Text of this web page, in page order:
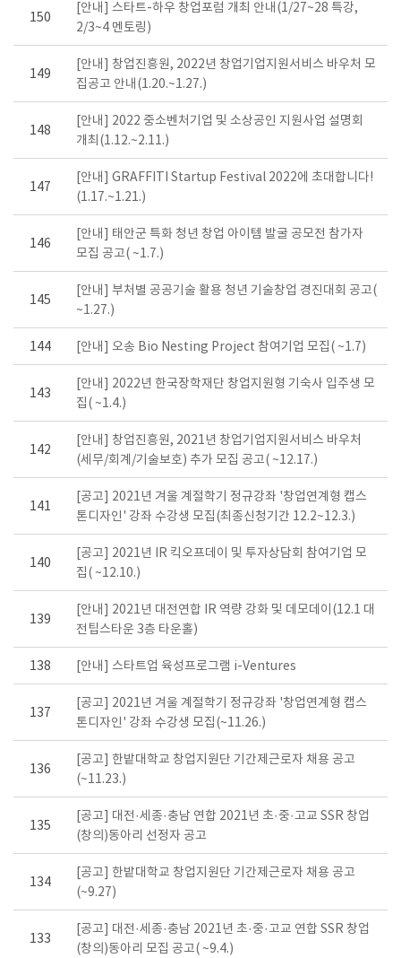
150
[안내] 스타트-하우 창업포럼 개최 안내(1/27~28 특강,
2/3~4 멘토링)
149
[안내] 창업진흥원, 2022년 창업기업지원서비스 바우처 모
집공고 안내(1.20.~1.27.)
148
[안내] 2022 중소벤처기업 및 소상공인 지원사업 설명회
개최(1.12.~2.11.)
147
[안내] GRAFFITI Startup Festival 2022에 초대합니다!
(1.17.~1.21.)
146
[안내] 태안군 특화 청년 창업 아이템 발굴 공모전 참가자
모집 공고( ~1.7.)
145
[안내] 부처별 공공기술 활용 청년 기술창업 경진대회 공고(
~1.27.)
144 [안내] 오송 Bio Nesting Project 참여기업 모집( ~1.7)
143
[안내] 2022년 한국장학재단 창업지원형 기숙사 입주생 모
집( ~1.4.)
142
[안내] 창업진흥원, 2021년 창업기업지원서비스 바우처
(세무/회계/기술보호) 추가 모집 공고( ~12.17.)
141
[공고] 2021년 겨울 계절학기 정규강좌 '창업연계형 캡스
톤디자인' 강좌 수강생 모집(최종신청기간 12.2~12.3.)
140
[공고] 2021년 IR 킥오프데이 및 투자상담회 참여기업 모
집( ~12.10.)
139
[안내] 2021년 대전연합 IR 역량 강화 및 데모데이(12.1 대
전팁스타운 3층 타운홀)
138 [안내] 스타트업 육성프로그램 i-Ventures
137
[공고] 2021년 겨울 계절학기 정규강좌 '창업연계형 캡스
톤디자인' 강좌 수강생 모집(~11.26.)
136
[공고] 한밭대학교 창업지원단 기간제근로자 채용 공고
(~11.23.)
135
[공고] 대전·세종·충남 연합 2021년 초·중·고교 SSR 창업
(창의)동아리 선정자 공고
134
[공고] 한밭대학교 창업지원단 기간제근로자 채용 공고
(~9.27)
133
[공고] 대전·세종·충남 2021년 초·중·고교 연합 SSR 창업
(창의)동아리 모집 공고( ~9.4.)